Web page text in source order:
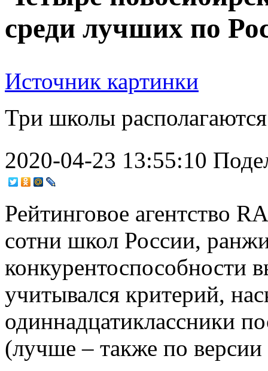
среди лучших по
Источник картинки
Три школы
2020-04-23 13:55:10
Рейтинговое агентство
сотни школ России,
конкурентоспособности
учитывался критерий,
одиннадцатиклассники
(лучше – также по